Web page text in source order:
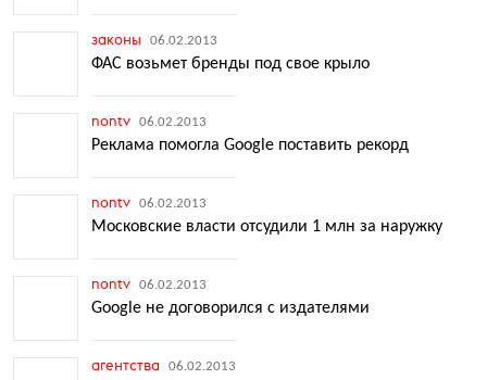
законы 06.02.2013
ФАС возьмет бренды под свое крыло
nontv 06.02.2013
Реклама помогла Google поставить рекорд
nontv 06.02.2013
Московские власти отсудили 1 млн за наружку
nontv 06.02.2013
Google не договорился с издателями
агентства 06.02.2013